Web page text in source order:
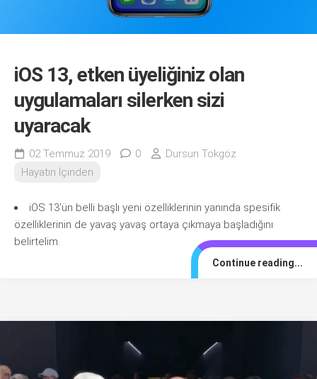
iOS 13, etken üyeliğiniz olan
uygulamaları silerken sizi
uyaracak
02 Temmuz 2019 0
Dursun Tokgöz
Hayatın İçinden
iOS 13’ün belli başlı yeni özelliklerinin yanında spesifik
özelliklerinin de yavaş yavaş ortaya çıkmaya başladığını
belirtelim.
Continue reading...